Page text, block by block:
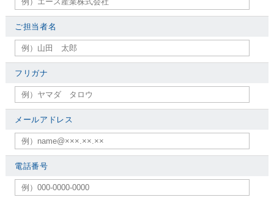
ご担当者名
フリガナ
メールアドレス
電話番号